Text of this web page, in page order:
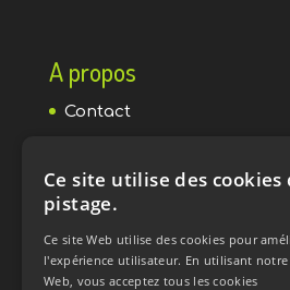
A propos
Contact
Protection de la vie privée
Inscription à la
Ce site utilise des cookies
pistage.
Ce site Web utilise des cookies pour
l'expérience utilisateur. En utilisant notre
Web, vous acceptez tous les cookies